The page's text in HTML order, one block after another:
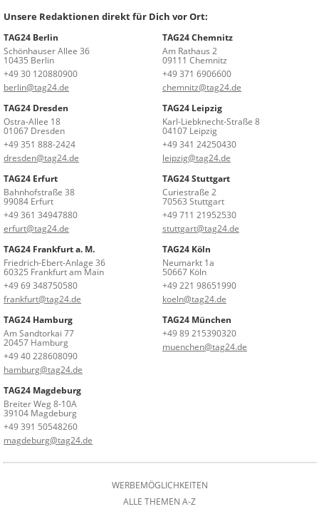
Unsere Redaktionen direkt für Dich vor Ort:
TAG24 Berlin
Schönhauser Allee 36
10435 Berlin
+49 30 120880900
berlin@tag24.de
TAG24 Chemnitz
Am Rathaus 2
09111 Chemnitz
+49 371 6906600
chemnitz@tag24.de
TAG24 Dresden
Ostra-Allee 18
01067 Dresden
+49 351 888-2424
dresden@tag24.de
TAG24 Leipzig
Karl-Liebknecht-Straße 8
04107 Leipzig
+49 341 24250430
leipzig@tag24.de
TAG24 Erfurt
Bahnhofstraße 38
99084 Erfurt
+49 361 34947880
erfurt@tag24.de
TAG24 Stuttgart
Curiestraße 2
70563 Stuttgart
+49 711 21952530
stuttgart@tag24.de
TAG24 Frankfurt a. M.
Friedrich-Ebert-Anlage 36
60325 Frankfurt am Main
+49 69 348750580
frankfurt@tag24.de
TAG24 Köln
Neumarkt 1a
50667 Köln
+49 221 98651990
koeln@tag24.de
TAG24 Hamburg
Am Sandtorkai 77
20457 Hamburg
+49 40 228608090
hamburg@tag24.de
TAG24 München
+49 89 215390320
muenchen@tag24.de
TAG24 Magdeburg
Breiter Weg 8-10A
39104 Magdeburg
+49 391 50548260
magdeburg@tag24.de
WERBEMÖGLICHKEITEN
ALLE THEMEN A-Z